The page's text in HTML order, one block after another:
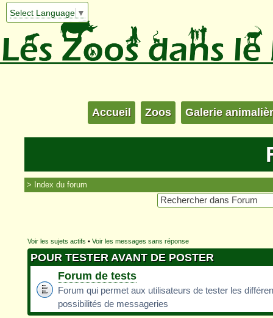
Select Language ▼
Accueil Zoos Galerie
Index du forum
Voir les sujets actifs • Voir les messages sans réponse
POUR TESTER AVANT DE POSTER
Forum de tests
Forum qui permet aux utilisateurs de tester les
possibilités de messageries